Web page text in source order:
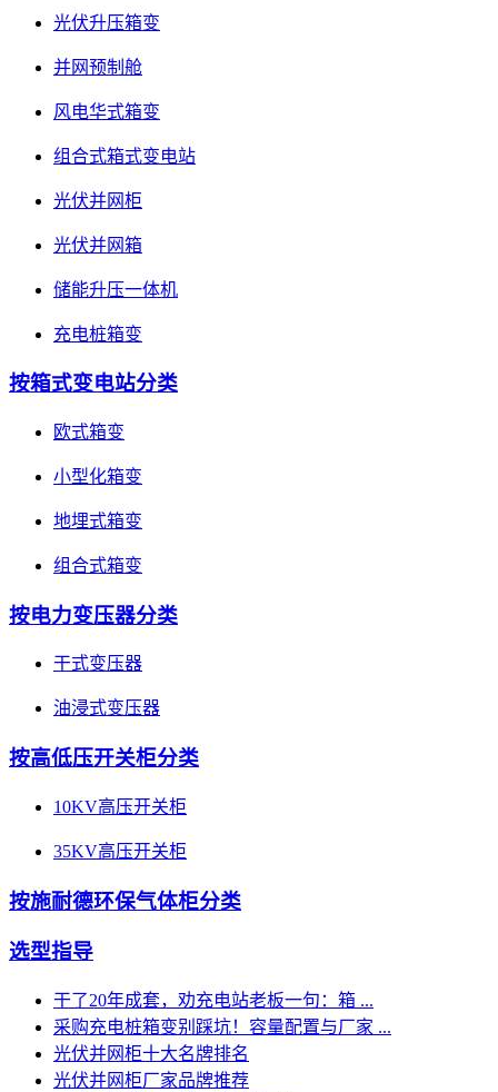
光伏升压箱变
并网预制舱
风电华式箱变
组合式箱式变电站
光伏并网柜
光伏并网箱
储能升压一体机
充电桩箱变
按箱式变电站分类
欧式箱变
小型化箱变
地埋式箱变
组合式箱变
按电力变压器分类
干式变压器
油浸式变压器
按高低压开关柜分类
10KV高压开关柜
35KV高压开关柜
按施耐德环保气体柜分类
选型指导
干了20年成套，劝充电站老板一句：箱 ...
采购充电桩箱变别踩坑！容量配置与厂家 ...
光伏并网柜十大名牌排名
光伏并网柜厂家品牌推荐